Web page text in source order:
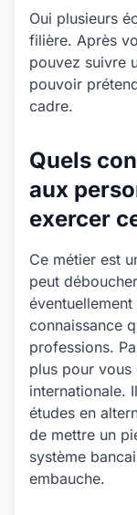
Oui plusieurs
filière. Après
pouvez suivre
pouvoir
cadre.
Quels
aux
exercer
Ce métier est
peut
connaissance
professions.
plus pour vous
internationale.
études en
de mettre un
système
embauche.